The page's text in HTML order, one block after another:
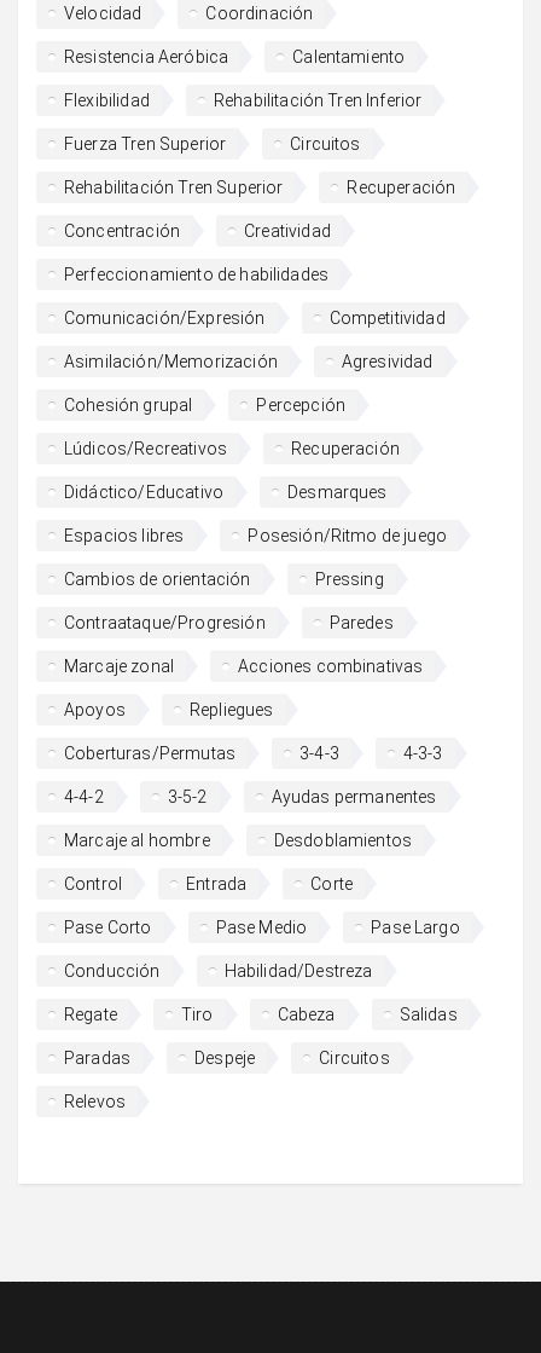
Velocidad Coordinación
Resistencia Aeróbica Calentamiento
Flexibilidad Rehabilitación Tren Inferior
Fuerza Tren Superior Circuitos
Rehabilitación Tren Superior Recuperación
Concentración Creatividad
Perfeccionamiento de habilidades
Comunicación/Expresión Competitividad
Asimilación/Memorización Agresividad
Cohesión grupal Percepción
Lúdicos/Recreativos Recuperación
Didáctico/Educativo Desmarques
Espacios libres Posesión/Ritmo de juego
Cambios de orientación Pressing
Contraataque/Progresión Paredes
Marcaje zonal Acciones combinativas
Apoyos Repliegues
Coberturas/Permutas 3-4-3 4-3-3
4-4-2 3-5-2 Ayudas permanentes
Marcaje al hombre Desdoblamientos
Control Entrada Corte
Pase Corto Pase Medio Pase Largo
Conducción Habilidad/Destreza
Regate Tiro Cabeza Salidas
Paradas Despeje Circuitos
Relevos